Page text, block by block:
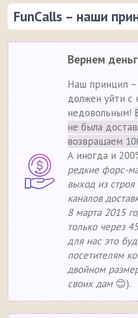
FunCalls – наши
Вернем
Наш принцип –
должен уйти с
недовольным!
не была
возвращаем
А иногда и
редкие форс-
выход из
каналов
8 марта 2015
только через
для нас это
посетителям
двойном
своих дам😊).